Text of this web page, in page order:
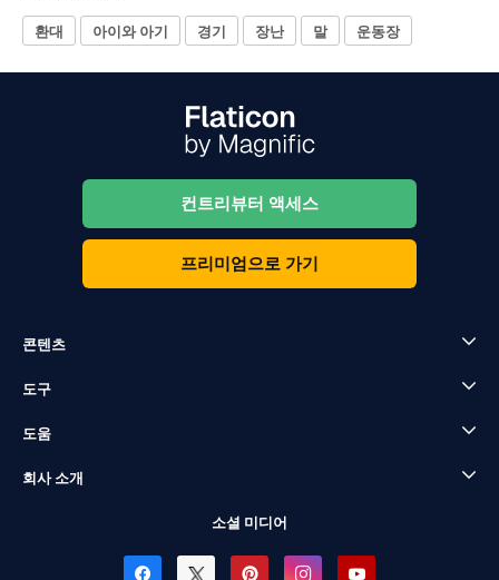
환대 아이와 아기 경기 장난 말 운동장
컨트리뷰터 액세스
프리미엄으로 가기
콘텐츠
도구
도움
회사 소개
소셜 미디어